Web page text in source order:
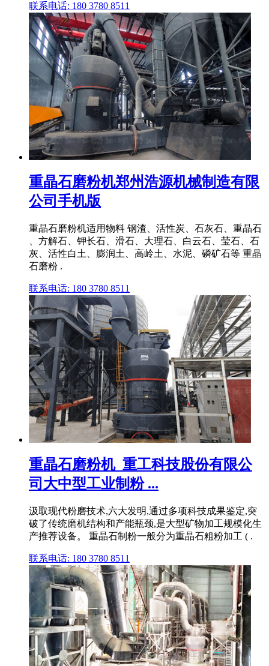
联系电话: 180 3780 8511
重晶石磨粉机郑州浩源机械制造有限
公司手机版
重晶石磨粉机适用物料 钢渣、活性炭、石灰石、重晶石
、方解石、钾长石、滑石、大理石、白云石、莹石、石
灰、活性白土、膨润土、高岭土、水泥、磷矿石等 重晶
石磨粉 .
联系电话: 180 3780 8511
重晶石磨粉机_重工科技股份有限公
司大中型工业制粉 ...
汲取现代粉磨技术,六大发明,通过多项科技成果鉴定,突
破了传统磨机结构和产能瓶颈,是大型矿物加工规模化生
产推荐设备。 重晶石制粉一般分为重晶石粗粉加工 ( .
联系电话: 180 3780 8511